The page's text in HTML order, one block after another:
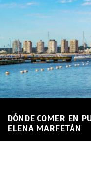
DÓNDE COMER EN
ELENA MARFETÁN